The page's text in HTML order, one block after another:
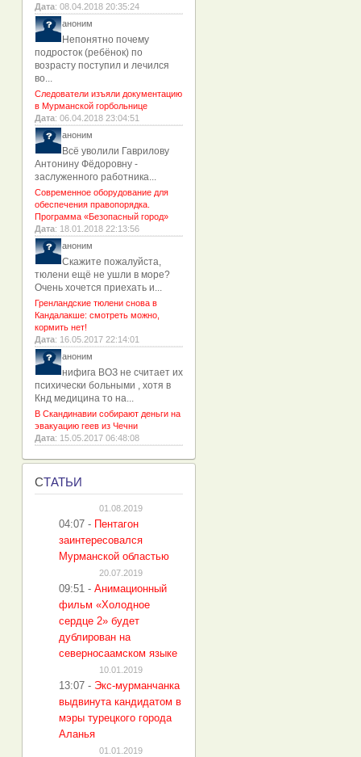
Дата: 08.04.2018 20:35:24
аноним
Непонятно почему
подросток (ребёнок) по
возрасту поступил и лечился
во...
Следователи изъяли документацию
в Мурманской горбольнице
Дата: 06.04.2018 23:04:51
аноним
Всё уволили Гаврилову
Антонину Фёдоровну -
заслуженного работника...
Современное оборудование для
обеспечения правопорядка.
Программа «Безопасный город»
Дата: 18.01.2018 22:13:56
аноним
Скажите пожалуйста,
тюлени ещё не ушли в море?
Очень хочется приехать и...
Гренландские тюлени снова в
Кандалакше: смотреть можно,
кормить нет!
Дата: 16.05.2017 22:14:01
аноним
нифига ВОЗ не считает их
психически больными , хотя в
Кнд медицина то на...
В Скандинавии собирают деньги на
эвакуацию геев из Чечни
Дата: 15.05.2017 06:48:08
СТАТЬИ
01.08.2019
04:07 - Пентагон
заинтересовался
Мурманской областью
20.07.2019
09:51 - Анимационный
фильм «Холодное
сердце 2» будет
дублирован на
северносаамском языке
10.01.2019
13:07 - Экс-мурманчанка
выдвинута кандидатом в
мэры турецкого города
Аланья
01.01.2019